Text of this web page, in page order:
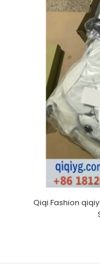
Qiqi Fashion